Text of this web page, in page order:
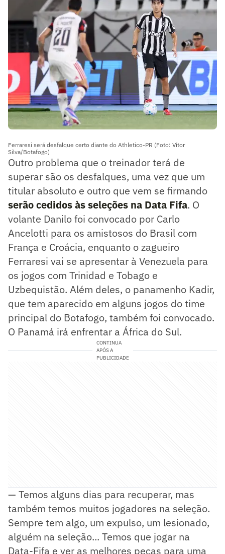
Ferraresi será desfalque certo diante do Athletico-PR (Foto: Vítor
Silva/Botafogo)
Outro problema que o treinador terá de
superar são os desfalques, uma vez que um
titular absoluto e outro que vem se firmando
serão cedidos às seleções na Data Fifa. O
volante Danilo foi convocado por Carlo
Ancelotti para os amistosos do Brasil com
França e Croácia, enquanto o zagueiro
Ferraresi vai se apresentar à Venezuela para
os jogos com Trinidad e Tobago e
Uzbequistão. Além deles, o panamenho Kadir,
que tem aparecido em alguns jogos do time
principal do Botafogo, também foi convocado.
O Panamá irá enfrentar a África do Sul.
CONTINUA
APÓS A
PUBLICIDADE
— Temos alguns dias para recuperar, mas
também temos muitos jogadores na seleção.
Sempre tem algo, um expulso, um lesionado,
alguém na seleção... Temos que jogar na
Data-Fifa e ver as melhores peças para uma